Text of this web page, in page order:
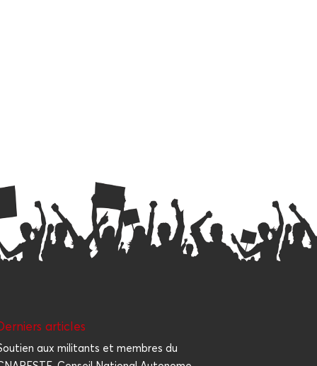
articles
aux mili­tants et membres du